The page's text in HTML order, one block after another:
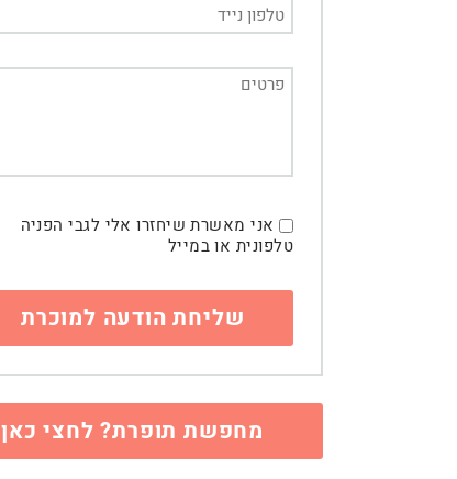
אני מאשרת שיחזרו אלי לגבי הפניה
טלפונית או במייל
מחפשת תופרת? לחצי כאן